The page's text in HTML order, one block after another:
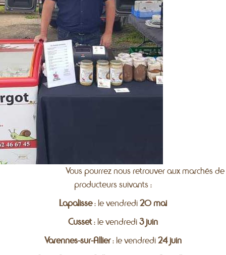
Vous pourrez nous retrouver aux marchés de
producteurs suivants :
Lapalisse: le vendredi 20 mai
Cusset: le vendredi 3 juin
Varennes-sur-Allier: le vendredi 24 juin